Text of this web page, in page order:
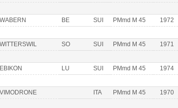
WABERN BE SUI PMmd M 45 1972
WITTERSWIL SO SUI PMmd M 45 1971
EBIKON LU SUI PMmd M 45 1974
VIMODRONE ITA PMmd M 45 1970